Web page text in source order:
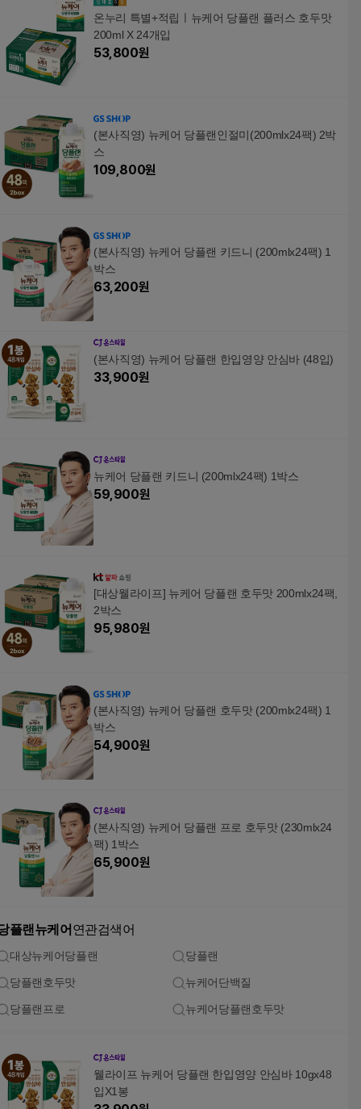
온누리 특별+적립ㅣ뉴케어 당플랜 플러스 호두맛
200ml X 24개입
53,800원
(본사직영) 뉴케어 당플랜인절미(200mlx24팩) 2박
스
109,800원
(본사직영) 뉴케어 당플랜 키드니 (200mlx24팩) 1
박스
63,200원
(본사직영) 뉴케어 당플랜 한입영양 안심바 (48입)
33,900원
뉴케어 당플랜 키드니 (200mlx24팩) 1박스
59,900원
[대상웰라이프] 뉴케어 당플랜 호두맛 200mlx24팩,
2박스
95,980원
(본사직영) 뉴케어 당플랜 호두맛 (200mlx24팩) 1
박스
54,900원
(본사직영) 뉴케어 당플랜 프로 호두맛 (230mlx24
팩) 1박스
65,900원
플랜뉴케어 연관검색어
대상뉴케어당플랜 당플랜
당플랜호두맛 뉴케어단백질
당플랜프로 뉴케어당플랜호두맛
웰라이프 뉴케어 당플랜 한입영양 안심바 10gx48
입X1봉